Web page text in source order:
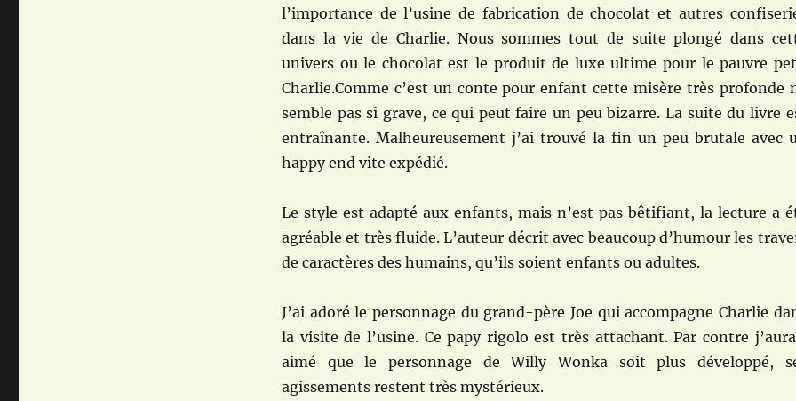
l’importance de l’usine de fabrication de chocolat et autres
dans la vie de Charlie. Nous sommes tout de suite plongé dans
univers ou le chocolat est le produit de luxe ultime pour le pauvre
Charlie.Comme c’est un conte pour enfant cette misère très profonde
semble pas si grave, ce qui peut faire un peu bizarre. La suite du livre
entraînante. Malheureusement j’ai trouvé la fin un peu brutale avec
happy end vite expédié.
Le style est adapté aux enfants, mais n’est pas bêtifiant, la lecture a
agréable et très fluide. L’auteur décrit avec beaucoup d’humour les
de caractères des humains, qu’ils soient enfants ou adultes.
J’ai adoré le personnage du grand-père Joe qui accompagne Charlie
la visite de l’usine. Ce papy rigolo est très attachant. Par contre
aimé que le personnage de Willy Wonka soit plus développé,
agissements restent très mystérieux.